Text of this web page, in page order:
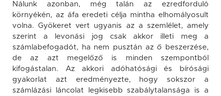
Nálunk azonban, még talán az ezredforduló
környékén, az áfa eredeti célja mintha elhomályosult
volna. Gyökeret vert ugyanis az a szemlélet, amely
szerint a levonási jog csak akkor illeti meg a
számlabefogadót, ha nem pusztán az ő beszerzése,
de az azt megelőző is minden szempontból
kifogástalan. Az akkori adóhatósági és bírósági
gyakorlat azt eredményezte, hogy sokszor a
számlázási láncolat legkisebb szabálytalansága is a